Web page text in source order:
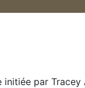
par Tracey